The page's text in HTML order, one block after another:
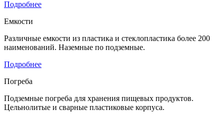
Подробнее
Емкости
Различные емкости из пластика и стеклопластика более 200
наименований. Наземные по подземные.
Подробнее
Погреба
Подземные погреба для хранения пищевых продуктов.
Цельнолитые и сварные пластиковые корпуса.